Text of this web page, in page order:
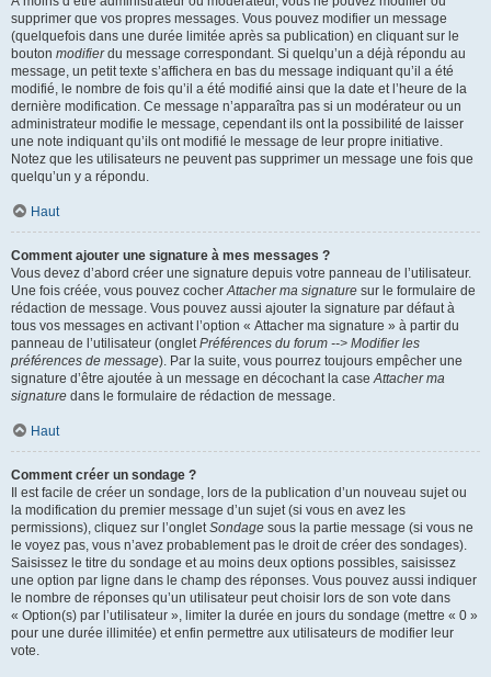
supprimer que vos propres messages. Vous pouvez modifier un message
(quelquefois dans une durée limitée après sa publication) en cliquant sur le
bouton modifierdu message correspondant. Si quelqu’un a déjà répondu au
message, un petit texte s’affichera en bas du message indiquant qu’il a été
modifié, le nombre de fois qu’il a été modifié ainsi que la date et l’heure de la
dernière modification. Ce message n’apparaîtra pas si un modérateur ou un
administrateur modifie le message, cependant ils ont la possibilité de laisser
une note indiquant qu’ils ont modifié le message de leur propre initiative.
Notez que les utilisateurs ne peuvent pas supprimer un message une fois que
quelqu’un y a répondu.
Haut
Comment ajouter une signature à mes messages ?
Vous devez d’abord créer une signature depuis votre panneau de l’utilisateur.
Une fois créée, vous pouvez cocherAttacher ma signature sur le formulaire de
rédaction de message. Vous pouvez aussi ajouter la signature par défaut à
tous vos messages en activant l’option « Attacher ma signature » à partir du
panneau de l’utilisateur (ongletPréférences du forum --> Modifier les
préférences de message). Par la suite, vous pourrez toujours empêcher une
signature d’être ajoutée à un message en décochant la caseAttacher ma
signature dans le formulaire de rédaction de message.
Haut
Comment créer un sondage ?
Il est facile de créer un sondage, lors de la publication d’un nouveau sujet ou
la modification du premier message d’un sujet (si vous en avez les
permissions), cliquez sur l’ongletSondage sous la partie message (si vous ne
le voyez pas, vous n’avez probablement pas le droit de créer des sondages).
Saisissez le titre du sondage et au moins deux options possibles, saisissez
une option par ligne dans le champ des réponses. Vous pouvez aussi indiquer
le nombre de réponses qu’un utilisateur peut choisir lors de son vote dans
« Option(s) par l’utilisateur », limiter la durée en jours du sondage (mettre « 0 »
pour une durée illimitée) et enfin permettre aux utilisateurs de modifier leur
vote.